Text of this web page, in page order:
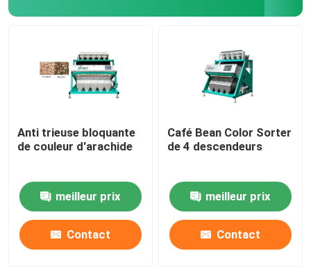
Anti trieuse bloquante
de couleur d'arachide
meilleur prix
Contact
Café Bean Color Sorter
de 4 descendeurs
meilleur prix
Contact